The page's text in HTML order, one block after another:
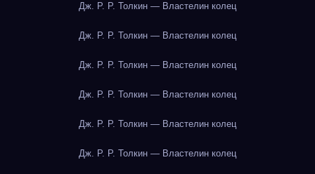
Дж. Р. Р. Толкин — Властелин колец
Дж. Р. Р. Толкин — Властелин колец
Дж. Р. Р. Толкин — Властелин колец
Дж. Р. Р. Толкин — Властелин колец
Дж. Р. Р. Толкин — Властелин колец
Дж. Р. Р. Толкин — Властелин колец